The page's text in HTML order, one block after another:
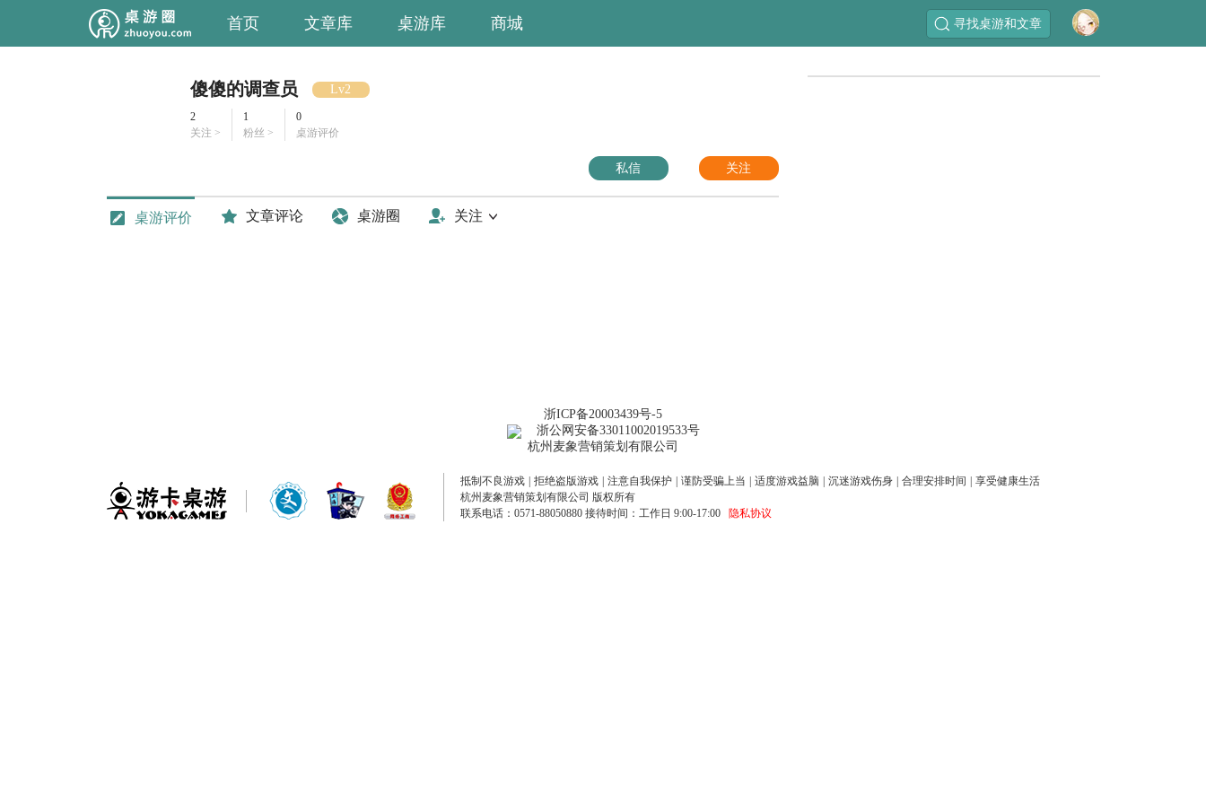
首页 文章库 桌游库 商城 寻找桌游和文章
傻傻的调查员 Lv2
2
关注 >
1
粉丝 >
0
桌游评价
私信 关注
桌游评价 文章评论 桌游圈 关注
浙ICP备20003439号-5
浙公网安备33011002019533号
杭州麦象营销策划有限公司
抵制不良游戏 拒绝盗版游戏 注意自我保护 谨防受骗上当 适度游戏益脑 沉迷游戏伤身 合理安排时间
享受健康生活
杭州麦象营销策划有限公司 版权所有
联系电话：0571-88050880 接待时间：工作日 9:00-17:00
隐私协议